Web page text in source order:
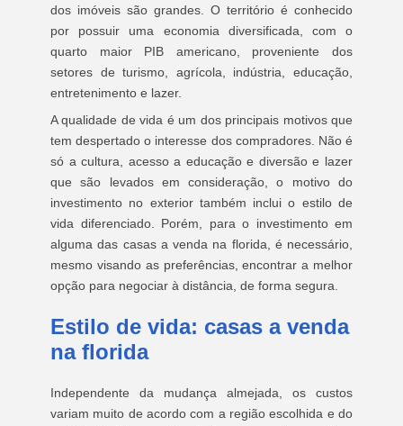
dos imóveis são grandes. O território é conhecido
por possuir uma economia diversificada, com o
quarto maior PIB americano, proveniente dos
setores de turismo, agrícola, indústria, educação,
entretenimento e lazer.
A qualidade de vida é um dos principais motivos que
tem despertado o interesse dos compradores. Não é
só a cultura, acesso a educação e diversão e lazer
que são levados em consideração, o motivo do
investimento no exterior também inclui o estilo de
vida diferenciado. Porém, para o investimento em
alguma das casas a venda na florida, é necessário,
mesmo visando as preferências, encontrar a melhor
opção para negociar à distância, de forma segura.
Estilo de vida: casas a venda
na florida
Independente da mudança almejada, os custos
variam muito de acordo com a região escolhida e do